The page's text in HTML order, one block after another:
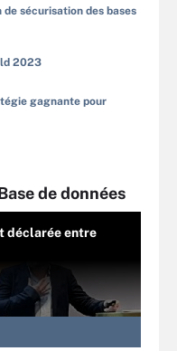
sécurisation des bases
2023
gagnante pour
de données
déclarée entre